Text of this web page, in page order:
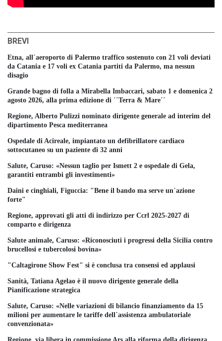
BREVI
Etna, all´aeroporto di Palermo traffico sostenuto con 21 voli deviati
da Catania e 17 voli ex Catania partiti da Palermo, ma nessun
disagio
Grande bagno di folla a Mirabella Imbaccari, sabato 1 e domenica 2
agosto 2026, alla prima edizione di ´´Terra & Mare´´
Regione, Alberto Pulizzi nominato dirigente generale ad interim del
dipartimento Pesca mediterranea
Ospedale di Acireale, impiantato un defibrillatore cardiaco
sottocutaneo su un paziente di 32 anni
Salute, Caruso: «Nessun taglio per Ismett 2 e ospedale di Gela,
garantiti entrambi gli investimenti»
Daini e cinghiali, Figuccia: "Bene il bando ma serve un´azione
forte"
Regione, approvati gli atti di indirizzo per Ccrl 2025-2027 di
comparto e dirigenza
Salute animale, Caruso: «Riconosciuti i progressi della Sicilia contro
brucellosi e tubercolosi bovina»
"Caltagirone Show Fest" si è conclusa tra consensi ed applausi
Sanità, Tatiana Agelao è il nuovo dirigente generale della
Pianificazione strategica
Salute, Caruso: «Nelle variazioni di bilancio finanziamento da 15
milioni per aumentare le tariffe dell´assistenza ambulatoriale
convenzionata»